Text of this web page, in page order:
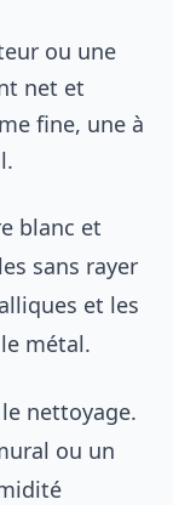
ou une
net et
fine, une à
blanc et
sans rayer
et les
métal.
nettoyage.
ou un